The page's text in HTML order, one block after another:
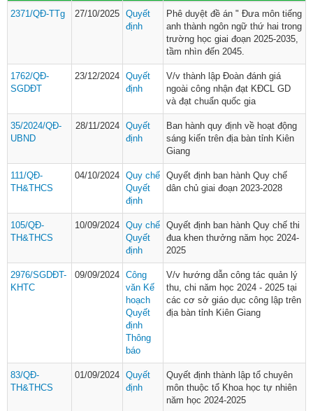
2371/QĐ-TTg 27/10/2025 Quyết
định
Phê duyệt đề án " Đưa môn tiếng
anh thành ngôn ngữ thứ hai trong
trường học giai đoạn 2025-2035,
tầm nhìn đến 2045.
1762/QĐ-
SGDĐT
23/12/2024 Quyết
định
V/v thành lập Đoàn đánh giá
ngoài công nhận đạt KĐCL GD
và đạt chuẩn quốc gia
35/2024/QĐ-
UBND
28/11/2024
Quyết
định
Ban hành quy định về hoạt động
sáng kiến trên địa bàn tỉnh Kiên
Giang
111/QĐ-
TH&THCS
04/10/2024 Quy chế
Quyết
định
Quyết định ban hành Quy chế
dân chủ giai đoạn 2023-2028
105/QĐ-
TH&THCS
10/09/2024 Quy chế
Quyết
định
Quyết định ban hành Quy chế thi
đua khen thưởng năm học 2024-
2025
2976/SGDĐT-
KHTC
09/09/2024 Công
văn Kế
hoạch
Quyết
định
Thông
báo
V/v hướng dẫn công tác quản lý
thu, chi năm học 2024 - 2025 tại
các cơ sở giáo dục công lập trên
địa bàn tỉnh Kiên Giang
83/QĐ-
TH&THCS
01/09/2024 Quyết
định
Quyết định thành lập tổ chuyên
môn thuộc tổ Khoa học tự nhiên
năm học 2024-2025